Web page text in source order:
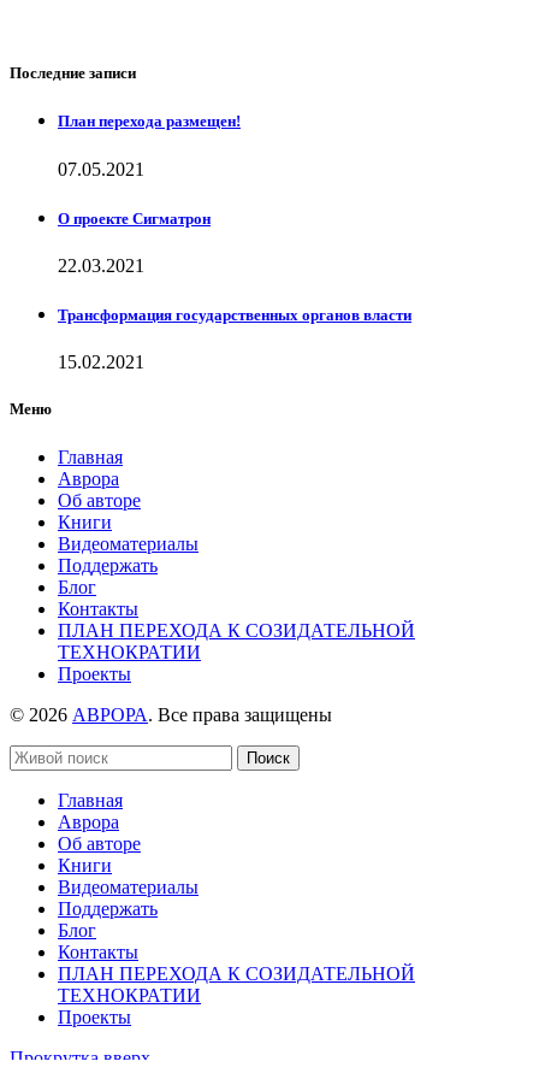
Последние записи
План перехода размещен!
07.05.2021
О проекте Сигматрон
22.03.2021
Трансформация государственных органов власти
15.02.2021
Меню
Главная
Аврора
Об авторе
Книги
Видеоматериалы
Поддержать
Блог
Контакты
ПЛАН ПЕРЕХОДА К СОЗИДАТЕЛЬНОЙ
ТЕХНОКРАТИИ
Проекты
© 2026 АВРОРА. Все права защищены
Поиск
Главная
Аврора
Об авторе
Книги
Видеоматериалы
Поддержать
Блог
Контакты
ПЛАН ПЕРЕХОДА К СОЗИДАТЕЛЬНОЙ
ТЕХНОКРАТИИ
Проекты
Прокрутка вверх